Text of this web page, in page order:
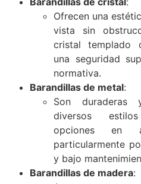
Ofrecen una
vista sin
cristal templado
una seguridad
normativa.
Barandillas de metal:
Son duraderas
diversos
opciones en
particularmente
y bajo
Barandillas de madera: